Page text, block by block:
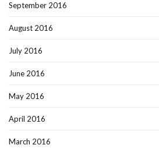
September 2016
August 2016
July 2016
June 2016
May 2016
April 2016
March 2016